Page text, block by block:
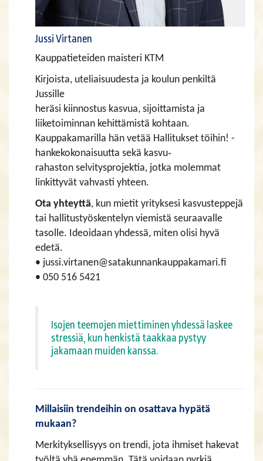
Jussi Virtanen
Kauppatieteiden maisteri KTM
Kirjoista, uteliaisuudesta ja koulun penkiltä
Jussille
heräsi kiinnostus kasvua, sijoittamista ja
liiketoiminnan kehittämistä kohtaan.
Kauppakamarilla hän vetää Hallitukset töihin! -
hankekokonaisuutta sekä kasvu‑
rahaston selvitysprojektia, jotka molemmat
linkittyvät vahvasti yhteen.
Ota yhteyttä, kun mietit yrityksesi kasvusteppejä
tai hallitustyöskentelyn viemistä seuraavalle
tasolle. Ideoidaan yhdessä, miten olisi hyvä
edetä.
• jussi.virtanen@satakunnankauppakamari.fi
• 050 516 5421
Isojen teemojen miettiminen yhdessä laskee
stressiä, kun henkistä taakkaa pystyy
jakamaan muiden kanssa.
Millaisiin trendeihin on osattava hypätä
mukaan?
Merkityksellisyys on trendi, jota ihmiset hakevat